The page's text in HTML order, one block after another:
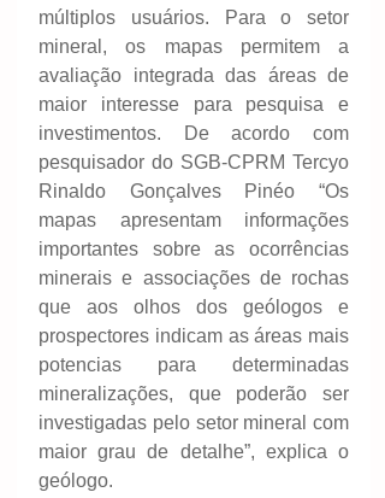
múltiplos usuários. Para o setor
mineral, os mapas permitem a
avaliação integrada das áreas de
maior interesse para pesquisa e
investimentos. De acordo com
pesquisador do SGB-CPRM Tercyo
Rinaldo Gonçalves Pinéo “Os
mapas apresentam informações
importantes sobre as ocorrências
minerais e associações de rochas
que aos olhos dos geólogos e
prospectores indicam as áreas mais
potencias para determinadas
mineralizações, que poderão ser
investigadas pelo setor mineral com
maior grau de detalhe”, explica o
geólogo.